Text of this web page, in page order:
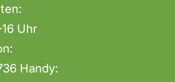
Uhr
Handy: